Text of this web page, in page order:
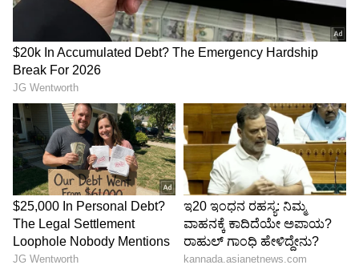
ಅಗತ್ಯ ಕ್ರಮ ಕೈಗೊಳ್ಳುವುದು ಎಂದು ಪ್ರತಿಕ್ರಿಯಿಸಿದೆ.
ಹಾಗೆಯೇ ಅನೇಕರು ತಮಗಾದ ಅನುಭವನ್ನು
ಹಂಚಿಕೊಂಡಿದ್ದಾರೆ. ಮೆಜೆಸ್ಟಿಕ್ ಬಸ್ ನಿಲ್ದಾಣದಲ್ಲಿ ನನಗೂ
ಇದೇ ಆಯಿತು. ಅವರು 500 ಚಿಲ್ಲರೆ ಹಣ ಕೊಡುವುದಾಗಿ
ಯೋಚನೆ ಮಾಡದೆ, ನಾನು ಅವನಿಗೆ ಬಾರಿಸಿ ಅವನು ನನಗೆ
ಹಣ ವಾಪಸ್ ಕೊಡುವಂತೆ ಮಾಡಿದೆ. ಆಗ ನಾನು ತಿಂಗಳಿಗೆ
ಕೇವಲ 15 ಸಾವಿರ ಸಂಪಾದಿಸುತ್ತಿದ್ದೆ ಎಂದು ಒಬ್ಬರು
ತಮಗಾದ ಅನುಭವ ಹೇಳಿಕೊಂಡಿದ್ದಾರೆ. ಇಂತಹವರಿಗೆಲ್ಲಾ
ಪೆಪ್ಪರ್ ಸ್ಪ್ರೇ ಬೆಸ್ಟ್ ಮದ್ದು ಎಂದು ಒಬ್ಬರು ಕಾಮೆಂಟ್
ಮಾಡಿದ್ದಾರೆ.